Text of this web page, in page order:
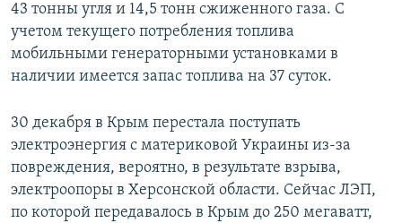
43 тонны угля и 14,5 тонн сжиженного газа. С
учетом текущего потребления топлива
мобильными генераторными установками в
наличии имеется запас топлива на 37 суток.
30 декабря в Крым перестала поступать
электроэнергия с материковой Украины из-за
повреждения, вероятно, в результате взрыва,
электроопоры в Херсонской области. Сейчас ЛЭП,
по которой передавалось в Крым до 250 мегаватт,